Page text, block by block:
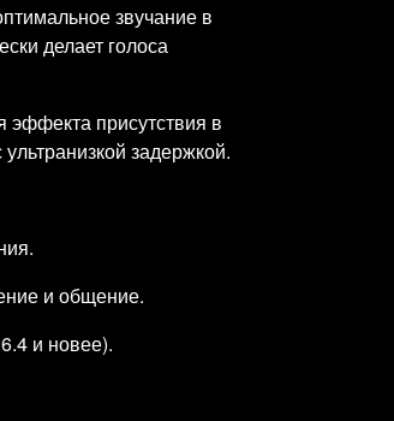
звучание в
делает голоса
присутствия в
задержкой.
и общение.
и новее).